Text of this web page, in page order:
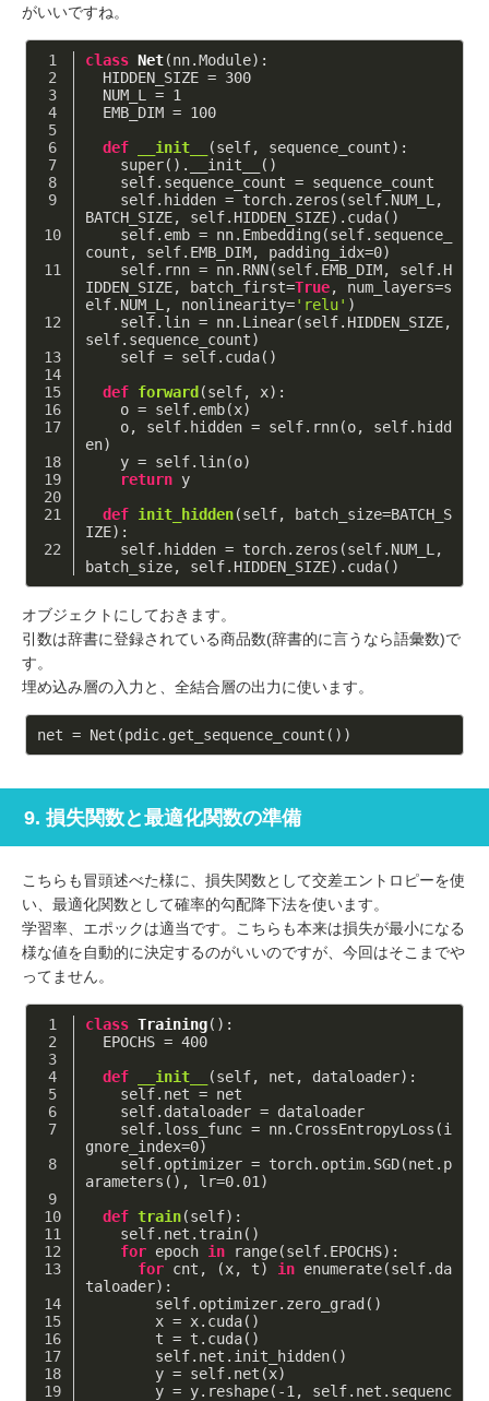
がいいですね。
class Net(nn.Module) :
  HIDDEN_SIZE =
300
  NUM_L =
1
  EMB_DIM =
100
def
__init__ (self, sequence_count) :
    super().__init__()
    self.sequence_count = sequence_count
BATCH_SIZE, self.HIDDEN_SIZE).cuda()
count, self.EMB_DIM, padding_idx=0)
IDDEN_SIZE, batch_first=True, num_layers=s
elf.NUM_L, nonlinearity='relu' )
self.sequence_count)
    self = self.cuda()
def forward (self, x) :
    o = self.emb(x)
en)
    y = self.lin(o)
return y
def init_hidden(self, batch_size=BATCH_S
IZE) :
batch_size, self.HIDDEN_SIZE).cuda()
オブジェクトにしておきます。
引数は辞書に登録されている商品数(辞書的に言うなら語彙数)で
す。
埋め込み層の入力と、全結合層の出力に使います。
9. 損失関数と最適化関数の準備
こちらも冒頭述べた様に、損失関数として交差エントロピーを使
い、最適化関数として確率的勾配降下法を使います。
学習率、エポックは適当です。こちらも本来は損失が最小になる
様な値を自動的に決定するのがいいのですが、今回はそこまでや
ってません。
class Training() :
  EPOCHS =
400
def
__init__ (self, net, dataloader) :
    self.net = net
    self.dataloader = dataloader
gnore_index=0)
arameters(), lr=0.01 )
def train(self) :
    self.net.train()
for epoch in range(self.EPOCHS):
for cnt, (x, t) in enumerate(self.da
taloader):
        self.optimizer.zero_grad()
        x = x.cuda()
        t = t.cuda()
        self.net.init_hidden()
        y = self.net(x)
        y = y.reshape(
-1 , self.net.sequenc